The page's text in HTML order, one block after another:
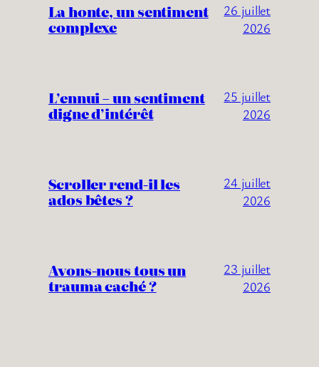
La honte, un sentiment
complexe
26 juillet
2026
L’ennui – un sentiment
digne d’intérêt
25 juillet
2026
Scroller rend-il les
ados bêtes ?
24 juillet
2026
Avons-nous tous un
trauma caché ?
23 juillet
2026